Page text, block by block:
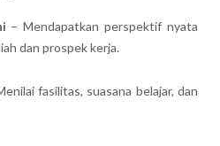
– Mendapatkan perspektif nyata
dan prospek kerja.
fasilitas, suasana belajar, dan